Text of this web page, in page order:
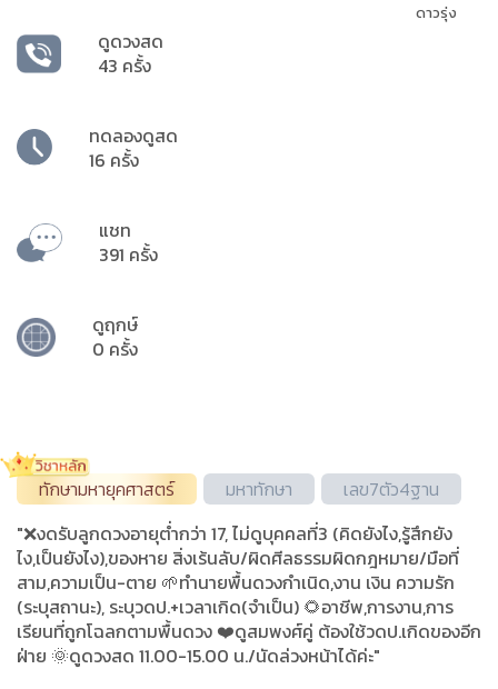
ดูดวงสด
43 ครั้ง
ทดลองดูสด
16 ครั้ง
แชท
391 ครั้ง
ดูฤกษ์
0 ครั้ง
ดาวรุ่ง
ทักษามหายุคศาสตร์ มหาทักษา
เลข7ตัว4ฐาน
"❌งดรับลูกดวงอายุ​ต่ำกว่า ​17​, ไม่ดูบุคคลที่3 (คิดยังไง,รู้สึกยัง
ไง,เป็นยังไง),ของหาย สิ่งเร้นลับ/ผิดศีลธรรมผิดกฎหมาย/มือที่
สาม,ความเป็น-ตาย 🌱ทำนายพื้นดวงกำเนิด,งาน เงิน ความรัก​
(ระบุสถานะ), ระบุวดป.+เวลาเกิด(จำเป็น) 🌻อาชีพ,การงาน,การ
เรียนที่ถูกโฉลกตามพื้นดวง ❤️ดูสมพงศ์คู่ ต้องใช้วดป.เกิดของอีก
ฝ่าย 🌞ดูดวงสด 11.00-15.00 น./นัดล่วงหน้าได้ค่ะ"